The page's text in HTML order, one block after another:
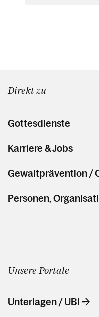
Direkt zu
Gottesdienste
Karriere & Jobs
Gewaltprävention /
Personen,
Unsere Portale
Unterlagen / UBI